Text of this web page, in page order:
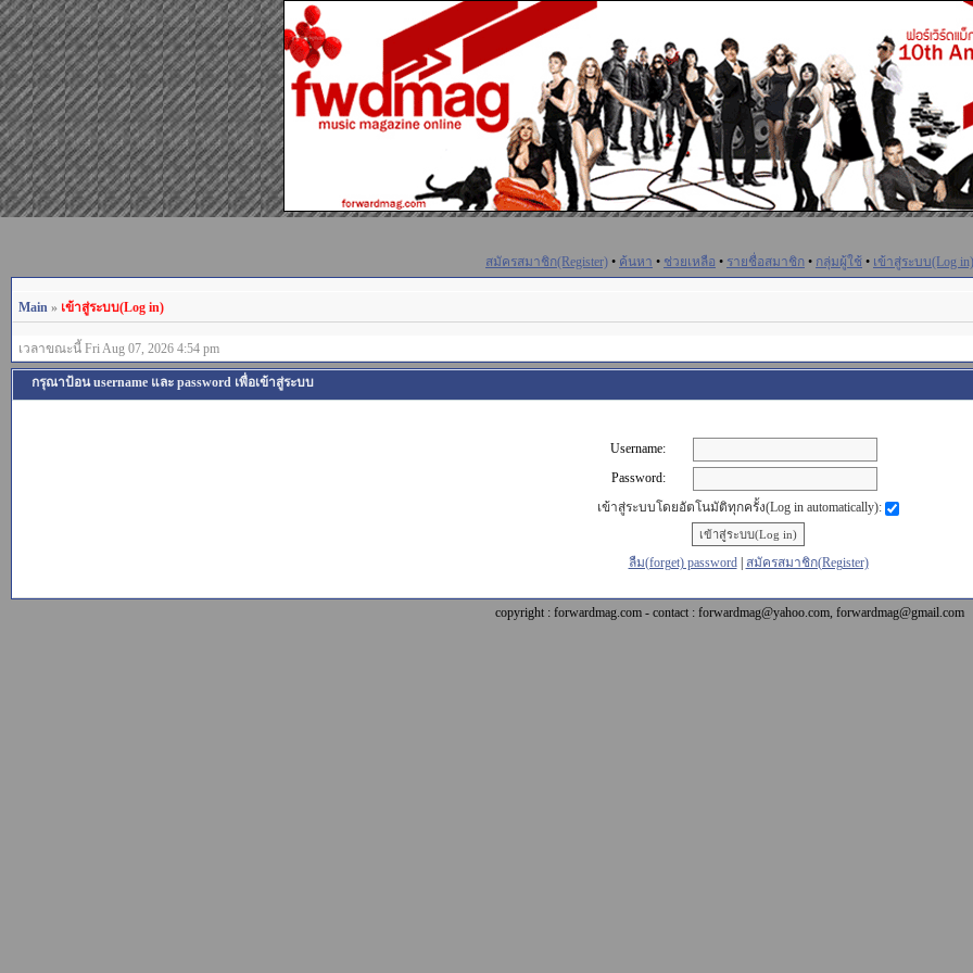
สมัครสมาชิก(Register) • ค้นหา • ช่วยเหลือ • รายชื่อสมาชิก • กลุ่มผู้ใช้ • เข้าสู่ระบบ(Log in)
Main » เข้าสู่ระบบ(Log in)
เวลาขณะนี้ Fri Aug 07, 2026 4:54 pm
กรุณาป้อน username และ password เพื่อเข้าสู่ระบบ
Username:
Password:
เข้าสู่ระบบโดยอัตโนมัติทุกครั้ง(Log in automatically):
ลืม(forget) password| สมัครสมาชิก(Register)
copyright : forwardmag.com - contact : forwardmag@yahoo.com, forwardmag@gmail.com